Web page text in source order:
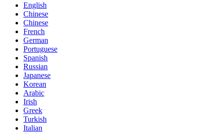
English
Chinese
Chinese
French
German
Portuguese
Spanish
Russian
Japanese
Korean
Arabic
Irish
Greek
Turkish
Italian